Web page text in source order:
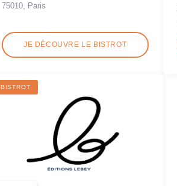
75010, Paris
JE DÉCOUVRE LE BISTROT
BISTROT